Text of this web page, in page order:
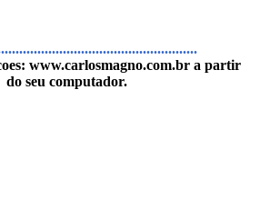
www.carlosmagno.com.bra partir
do seu computador.